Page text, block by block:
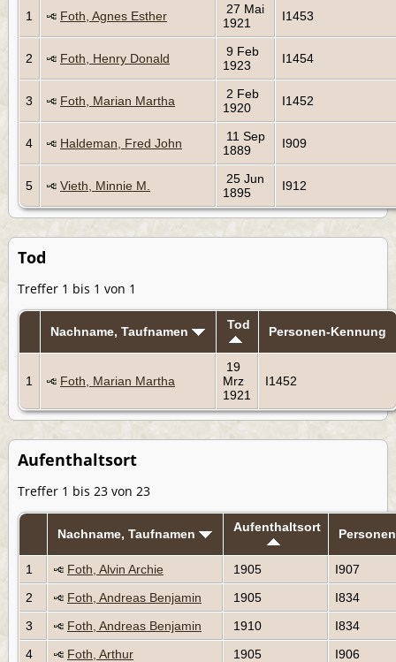
1 Foth, Agnes Esther
27 Mai
1921
I1453
2 Foth, Henry Donald
9 Feb
1923
I1454
3 Foth, Marian Martha
2 Feb
1920
I1452
4 Haldeman, Fred John
11 Sep
1889
I909
5 Vieth, Minnie M.
25 Jun
1895
I912
Tod
Treffer 1 bis 1 von 1
Nachname, Taufnamen Tod Personen-Kennung
1 Foth, Marian Martha
19
Mrz
1921
I1452
Aufenthaltsort
Treffer 1 bis 23 von 23
Nachname, Taufnamen Aufenthaltsort
1 Foth, Alvin Archie 1905
I907
2
Foth, Andreas Benjamin 1905
I834
3
Foth, Andreas Benjamin 1910
I834
4
Foth, Arthur 1905
I906